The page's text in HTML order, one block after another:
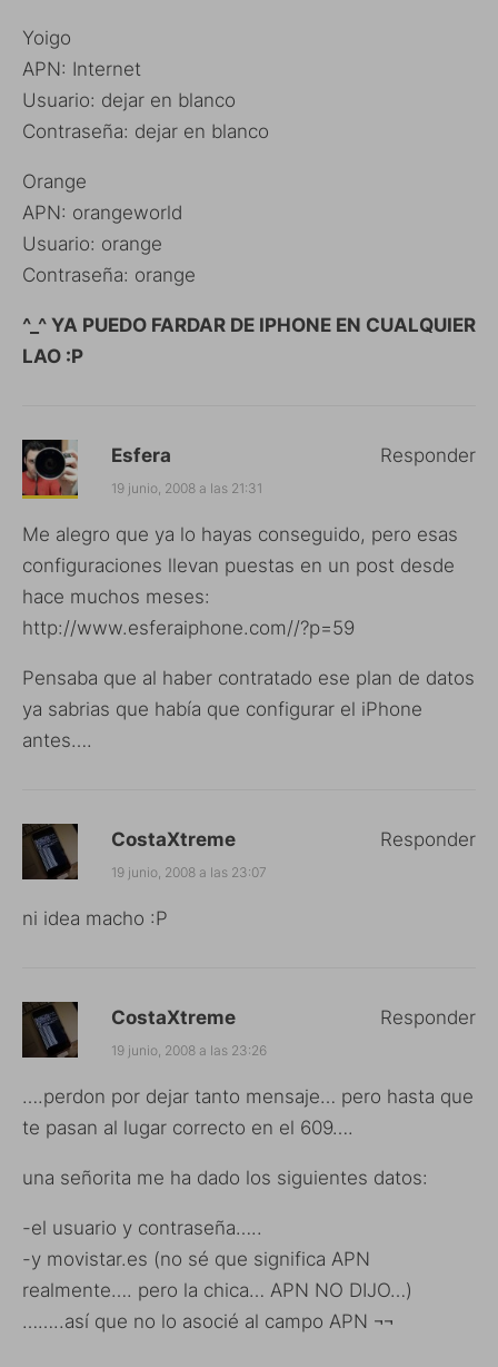
Yoigo
APN: Internet
Usuario: dejar en blanco
Contraseña: dejar en blanco
Orange
APN: orangeworld
Usuario: orange
Contraseña: orange
^_^ YA PUEDO FARDAR DE IPHONE EN CUALQUIER
LAO :P
Esfera
19 junio, 2008 a las 21:31
Me alegro que ya lo hayas conseguido, pero esas
configuraciones llevan puestas en un post desde
hace muchos meses:
http://www.esferaiphone.com//?p=59
Pensaba que al haber contratado ese plan de datos
ya sabrias que había que configurar el iPhone
antes….
Responder
CostaXtreme
19 junio, 2008 a las 23:07
ni idea macho :P
Responder
CostaXtreme
19 junio, 2008 a las 23:26
….perdon por dejar tanto mensaje… pero hasta que
te pasan al lugar correcto en el 609….
una señorita me ha dado los siguientes datos:
-el usuario y contraseña…..
-y movistar.es (no sé que significa APN
realmente…. pero la chica… APN NO DIJO…)
……..así que no lo asocié al campo APN ¬¬
Responder